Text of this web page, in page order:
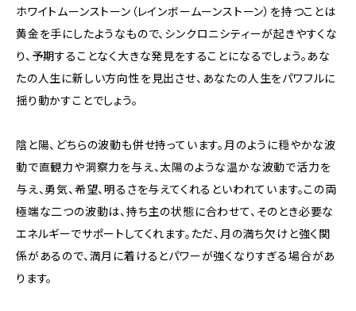
ホワイトムーンストーン（レインボームーンストーン）を持つことは
黄金を手にしたようなもので、シンクロニシティーが起きやすくな
り、予期することなく大きな発見をすることになるでしょう。あな
たの人生に新しい方向性を見出させ、あなたの人生をパワフルに
揺り動かすことでしょう。
陰と陽、どちらの波動も併せ持っています。月のように穏やかな波
動で直観力や洞察力を与え、太陽のような温かな波動で活力を
与え、勇気、希望、明るさを与えてくれるといわれています。この両
極端な二つの波動は、持ち主の状態に合わせて、そのとき必要な
エネルギーでサポートしてくれます。ただ、月の満ち欠けと強く関
係があるので、満月に着けるとパワーが強くなりすぎる場合があ
ります。